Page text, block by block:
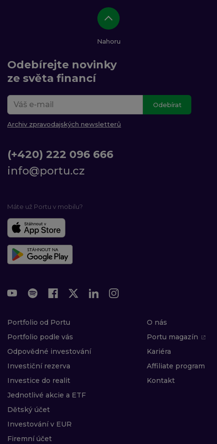
Odebírejte novinky
ze světa financí
Odebírat
Archiv zpravodajských newsletterů
Nahoru
(+420) 222 096 666
info@portu.cz
Máte už Portu v mobilu?
Portfolio od Portu
Portfolio podle vás
Odpovědné investování
Investiční rezerva
Investice do realit
Jednotlivé akcie a ETF
Dětský účet
Investování v EUR
Firemní účet
O nás
Portu magazín
Kariéra
Affiliate program
Kontakt